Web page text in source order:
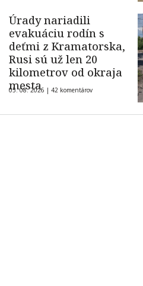
Úrady nariadili
evakuáciu rodín s
deťmi z Kramatorska,
Rusi sú už len 20
kilometrov od okraja
mesta
05. 08. 2026 | 42 komentárov